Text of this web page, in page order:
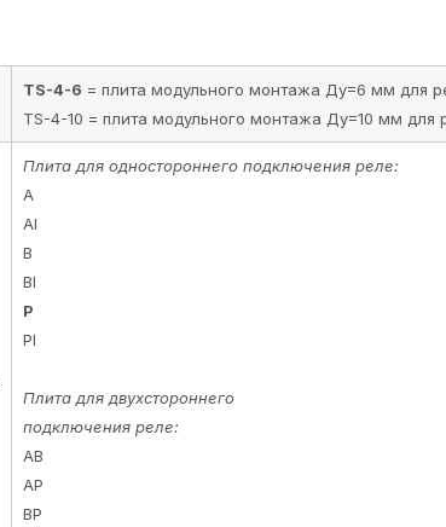
TS-4-6 = плита модульного монтажа Ду=6 мм для
TS-4-10 = плита модульного монтажа Ду=10 мм для
Плита для одностороннего подключения реле:
A
Al
B
Bl
P
Pl
Плита для двухстороннего
подключения реле:
AB
AP
BP